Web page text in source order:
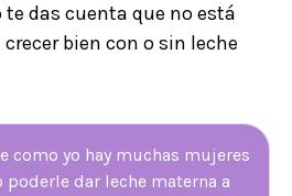
te das cuenta que no está
bien con o sin leche
como yo hay muchas mujeres
dar leche materna a